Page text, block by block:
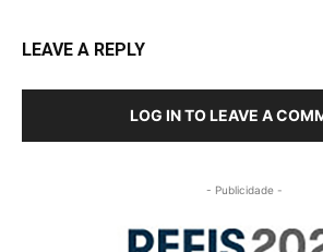
LEAVE A REPLY
LOG IN TO LEAVE A
- Publicidade -